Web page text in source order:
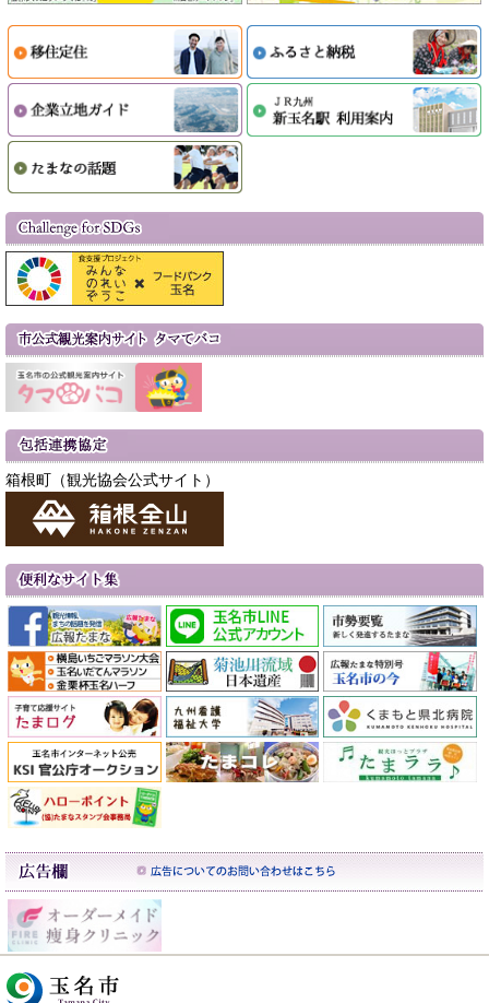
箱根町（観光協会公式サイト）